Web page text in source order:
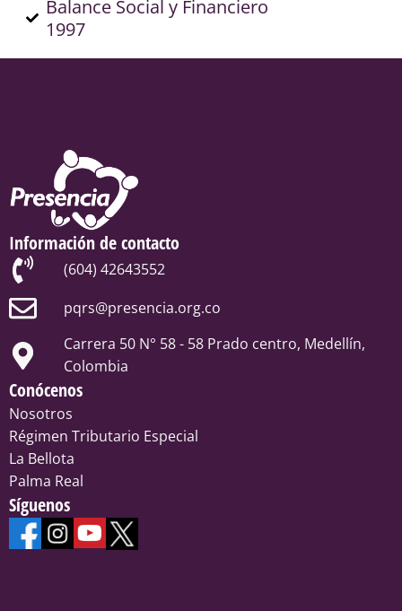
Balance Social y Financiero
1997
Información de contacto
(604) 42643552
pqrs@presencia.org.co
Carrera 50 N° 58 - 58 Prado centro, Medellín,
Colombia
Conócenos
Nosotros
Régimen Tributario Especial
La Bellota
Palma Real
Síguenos